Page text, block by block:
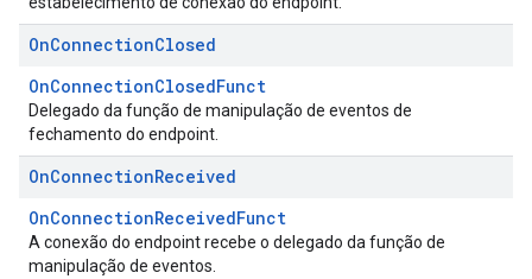
OnConnectionClosed
OnConnectionClosedFunct
Delegado da função de manipulação de eventos de
fechamento do endpoint.
OnConnectionReceived
OnConnectionReceivedFunct
A conexão do endpoint recebe o delegado da função de
manipulação de eventos.